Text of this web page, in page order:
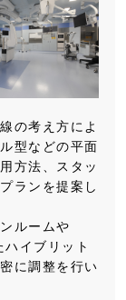
の考え方によ
型などの平面
方法、スタッ
ランを提案し
ルームや
イブリット
に調整を行い